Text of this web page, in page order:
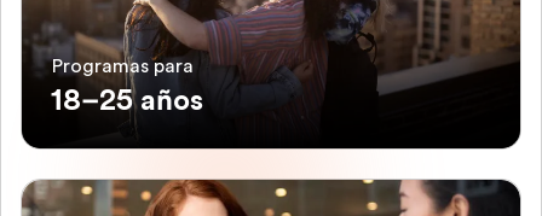
Programas para
18–25 años